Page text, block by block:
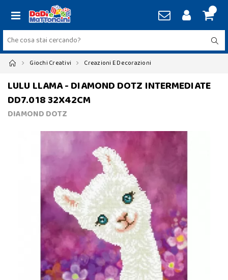
Giochi Creativi Creazioni E Decorazioni
LULU LLAMA - DIAMOND DOTZ INTERMEDIATE
DD7.018 32X42CM
DIAMOND DOTZ